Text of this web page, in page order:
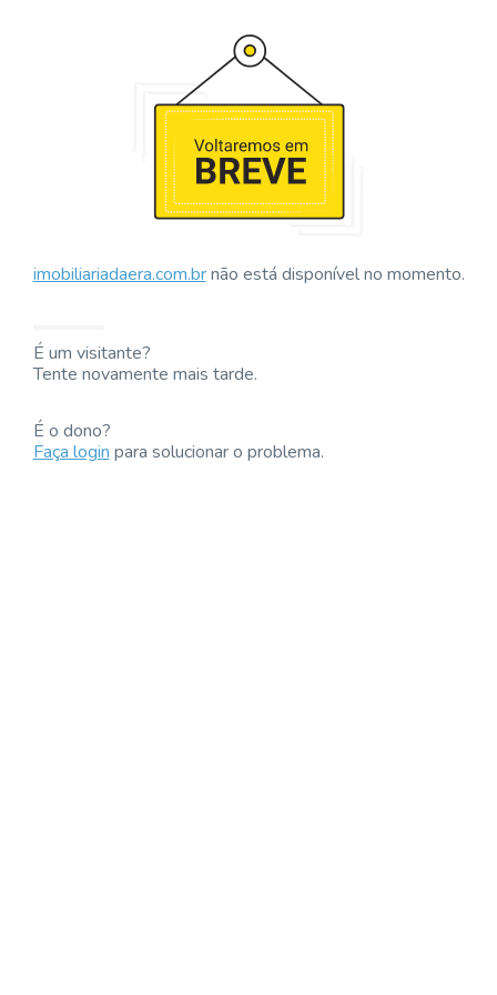
imobiliariadaera.com.brnão está disponível no momento.
É um visitante?
Tente novamente mais tarde.
É o dono?
Faça loginpara solucionar o problema.